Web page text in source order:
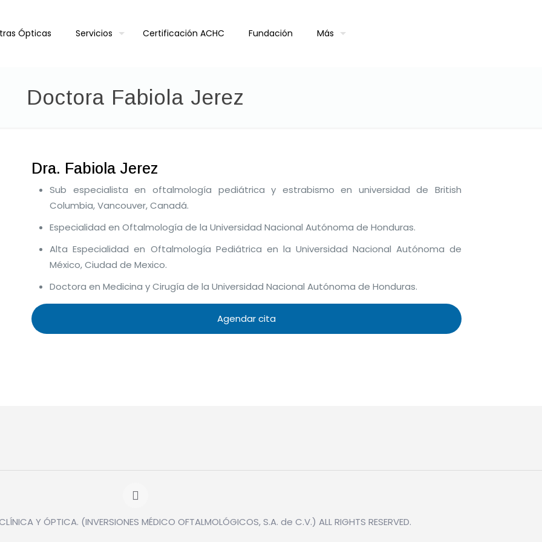
Ópticas Servicios Certificación ACHC Fundación Más
Doctora Fabiola Jerez
Dra. Fabiola Jerez
Sub especialista en oftalmología pediátrica y estrabismo en universidad de British
Columbia, Vancouver, Canadá.
Especialidad en Oftalmología de la Universidad Nacional Autónoma de Honduras.
Alta Especialidad en Oftalmología Pediátrica en la Universidad Nacional Autónoma de
México, Ciudad de Mexico.
Doctora en Medicina y Cirugía de la Universidad Nacional Autónoma de Honduras.
Agendar cita
Y ÓPTICA. (INVERSIONES MÉDICO OFTALMOLÓGICOS, S.A. de C.V.) ALL RIGHTS RESERVED.